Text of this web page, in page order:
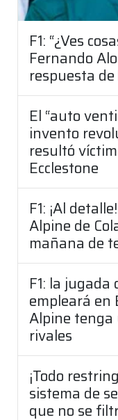
F1: “¿Ves
Fernando
respuesta
El “auto
invento
resultó
Ecclestone
F1: ¡Al
Alpine de
mañana de
F1: la jugada
empleará en
Alpine tenga
rivales
¡Todo
sistema de
que no se